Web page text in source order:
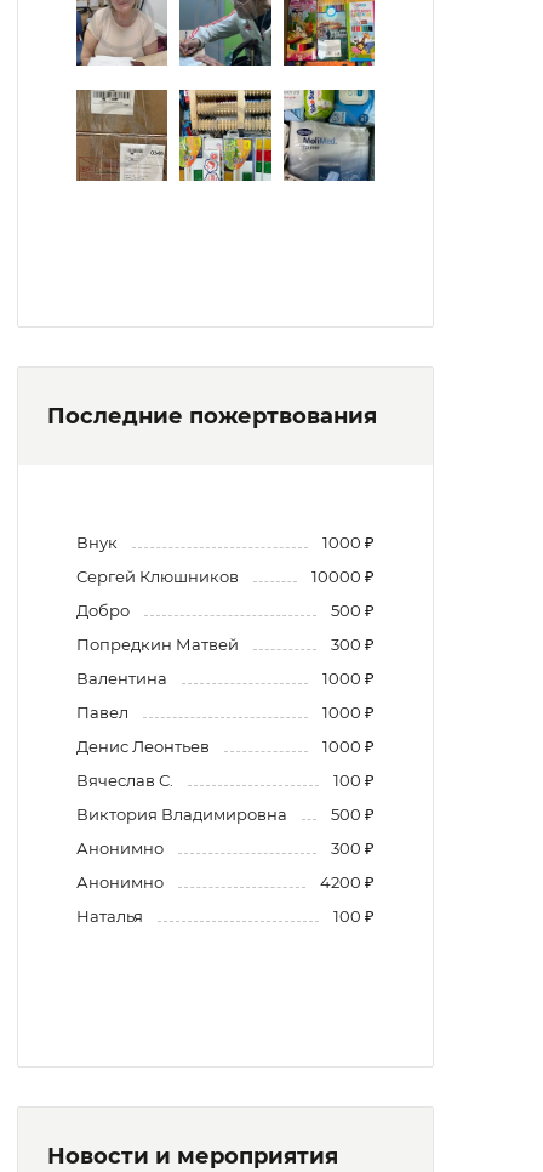
Последние пожертвования
Внук
1000 ₽
Сергей Клюшников
10000 ₽
Добро
500 ₽
Попредкин Матвей
300 ₽
Валентина
1000 ₽
Павел
1000 ₽
Денис Леонтьев
1000 ₽
Вячеслав С.
100 ₽
Виктория Владимировна
500 ₽
Анонимно
300 ₽
Анонимно
4200 ₽
Наталья
100 ₽
Новости и мероприятия